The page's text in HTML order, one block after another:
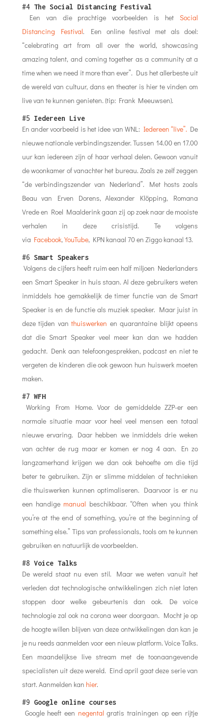
#4 The Social Distancing Festival
Een van die prachtige voorbeelden is hetSocial
Distancing Festival. Een online festival met als doel:
“celebrating art from all over the world, showcasing
amazing talent, and coming together as a community at a
time when we need it more than ever”. Dus het allerbeste uit
de wereld van cultuur, dans en theater is hier te vinden om
live van te kunnen genieten. (tip: Frank Meeuwsen).
#5 Iedereen Live
En ander voorbeeld is het idee van WNL: Iedereen “live”. De
nieuwe nationale verbindingszender. Tussen 14.00 en 17.00
uur kan iedereen zijn of haar verhaal delen. Gewoon vanuit
de woonkamer of vanachter het bureau. Zoals ze zelf zeggen
“de verbindingszender van Nederland”. Met hosts zoals
Beau van Erven Dorens, Alexander Klöpping, Romana
Vrede en Roel Maalderink gaan zij op zoek naar de mooiste
verhalen in deze crisistijd. Te volgens
via Facebook,YouTube, KPN kanaal 70 en Ziggo kanaal 13.
#6 Smart Speakers
Volgens de cijfers heeft ruim een half miljoen Nederlanders
een Smart Speaker in huis staan. Al deze gebruikers weten
inmiddels hoe gemakkelijk de timer functie van de Smart
Speaker is en de functie als muziek speaker. Maar juist in
deze tijden vanthuiswerken en quarantaine blijkt opeens
dat die Smart Speaker veel meer kan dan we hadden
gedacht. Denk aan telefoongesprekken, podcast en niet te
vergeten de kinderen die ook gewoon hun huiswerk moeten
maken.
#7 WFH
Working From Home. Voor de gemiddelde ZZP-er een
normale situatie maar voor heel veel mensen een totaal
nieuwe ervaring. Daar hebben we inmiddels drie weken
van achter de rug maar er komen er nog 4 aan. En zo
langzamerhand krijgen we dan ook behoefte om die tijd
beter te gebruiken. Zijn er slimme middelen of technieken
die thuiswerken kunnen optimaliseren. Daarvoor is er nu
een handigemanual beschikbaar. “Often when you think
you’re at the end of something, you’re at the beginning of
something else.” Tips van professionals, tools om te kunnen
gebruiken en natuurlijk de voorbeelden.
#8 Voice Talks
De wereld staat nu even stil. Maar we weten vanuit het
verleden dat technologische ontwikkelingen zich niet laten
stoppen door welke gebeurtenis dan ook. De voice
technologie zal ook na corona weer doorgaan. Mocht je op
de hoogte willen blijven van deze ontwikkelingen dan kan je
je nu reeds aanmelden voor een nieuw platform. Voice Talks.
Een maandelijkse live stream met de toonaangevende
specialisten uit deze wereld. Eind april gaat deze serie van
start. Aanmelden kan hier.
#9 Google online courses
Google heeft een negental gratis trainingen op een rijtje